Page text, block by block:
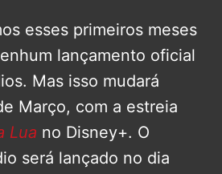
esses primeiros meses
lançamento oficial
Mas isso mudará
Março, com a estreia
Lua no Disney+. O
será lançado no dia